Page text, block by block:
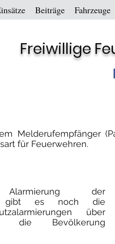
Beiträge Fahrzeuge
Freiwillige
Melderufempfänger
für Feuerwehren.
der
gibt es noch die
über
die Bevölkerung